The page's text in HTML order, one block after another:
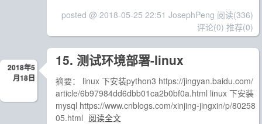
posted @ 2018-05-25 22:51 JosephPeng 阅读(336)
评论(0) 推荐(0)
2018年5
月18日
15. 测试环境部署-linux
摘要： linux 下安装python3 https://jingyan.baidu.com/
article/6b97984dd6dbb01ca2b0bf0a.html linux 下安装
mysql https://www.cnblogs.com/xinjing-jingxin/p/80258
05.html 阅读全文